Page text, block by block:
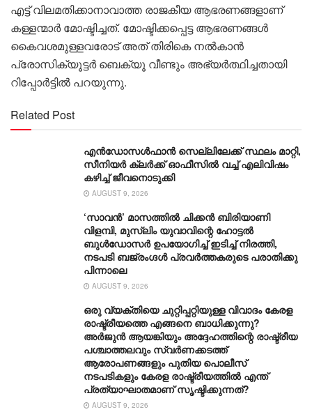
എട്ട് വിലമതിക്കാനാവാത്ത രാജകീയ ആഭരണങ്ങളാണ്
കള്ളന്മാര്‍ മോഷ്ടിച്ചത്. മോഷ്ടിക്കപ്പെട്ട ആഭരണങ്ങള്‍
കൈവശമുള്ളവരോട് അത് തിരികെ നല്‍കാന്‍
പ്രോസിക്യൂട്ടര്‍ ബെക്യൂ വീണ്ടും അഭ്യര്‍ത്ഥിച്ചതായി
റിപ്പോര്‍ട്ടില്‍ പറയുന്നു.
Related Post
എൻഡോസൾഫാൻ സെല്ലിലേക്ക് സ്ഥലം മാറ്റി,
സീനിയർ ക്ലർക്ക് ഓഫീസിൽ വച്ച് എലിവിഷം
കഴിച്ച് ജീവനൊടുക്കി
AUGUST 9, 2026
‘സാവന്‍’ മാസത്തില്‍ ചിക്കന്‍ ബിരിയാണി
വിളമ്പി, മുസ്ലിം യുവാവിന്റെ ഹോട്ടല്‍
ബുൾഡോസർ ഉപയോഗിച്ച് ഇടിച്ച് നിരത്തി,
നടപടി ബജ്‌രംഗ്ദള്‍ പ്രവര്‍ത്തകരുടെ പരാതിക്കു
പിന്നാലെ
AUGUST 9, 2026
ഒരു വ്യക്തിയെ ചുറ്റിപ്പറ്റിയുള്ള വിവാദം കേരള
രാഷ്ട്രീയത്തെ എങ്ങനെ ബാധിക്കുന്നു?
അർജുൻ ആയങ്കിയും അദ്ദേഹത്തിന്റെ രാഷ്ട്രീയ
പശ്ചാത്തലവും സ്വർണക്കടത്ത്
ആരോപണങ്ങളും പുതിയ പൊലീസ്
നടപടികളും കേരള രാഷ്ട്രീയത്തിൽ എന്ത്
പ്രത്യാഘാതമാണ് സൃഷ്ടിക്കുന്നത്?
AUGUST 9, 2026